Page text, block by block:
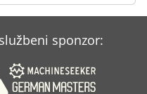
sponzor: